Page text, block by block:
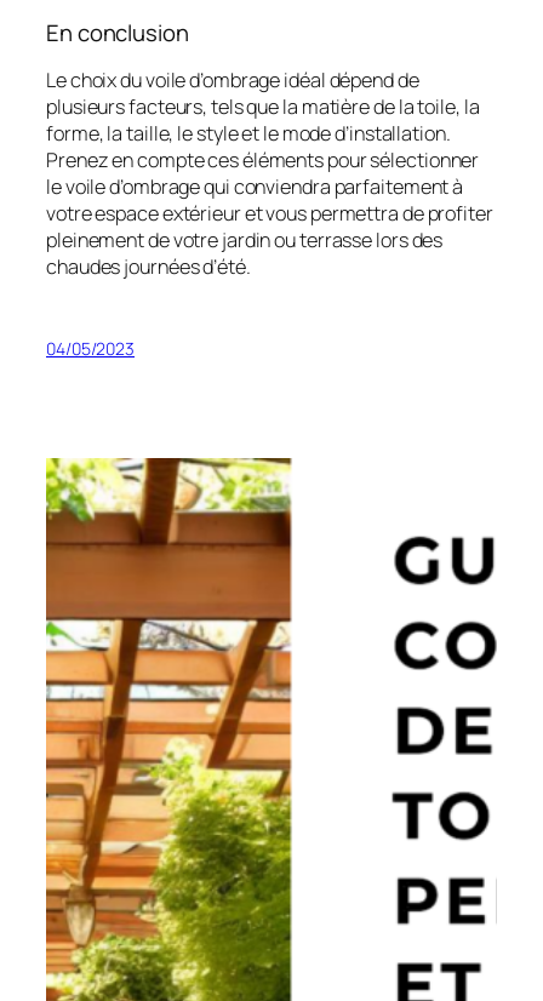
En conclusion
Le choix du voile d’ombrage idéal dépend de
plusieurs facteurs, tels que la matière de la toile, la
forme, la taille, le style et le mode d’installation.
Prenez en compte ces éléments pour sélectionner
le voile d’ombrage qui conviendra parfaitement à
votre espace extérieur et vous permettra de profiter
pleinement de votre jardin ou terrasse lors des
chaudes journées d’été.
04/05/2023